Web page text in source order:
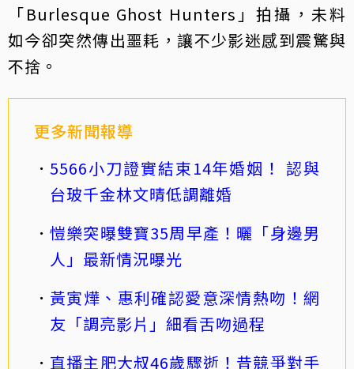
「Burlesque Ghost Hunters」拍攝，未料
如今卻突然傳出噩耗，讓不少影迷感到震驚與
不捨。
更多新聞報導
5566小刀證實結束14年婚姻！ 認與
台玻千金林文晴低調離婚
愷樂突曝雙寶35周早產！曬「身邊男
人」最新情況曝光
黃寅燁、惠利確認愛意深情熱吻！網
友「調亮影片」細看舌吻過程
直播主肥大叔46歲驟逝！昔競爭對手